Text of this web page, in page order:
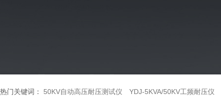
热门关键词： 50KV自动高压耐压测试仪 YDJ-5KVA/50KV工频耐压仪